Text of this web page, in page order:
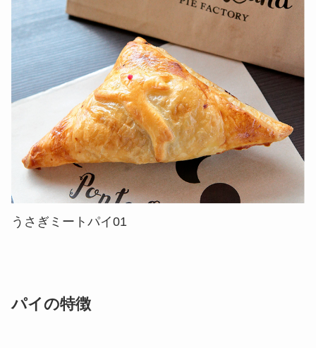
うさぎミートパイ01
パイの特徴